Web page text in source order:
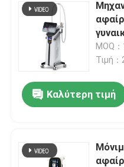
MOQ
Τιμή
Καλύτερη τιμή